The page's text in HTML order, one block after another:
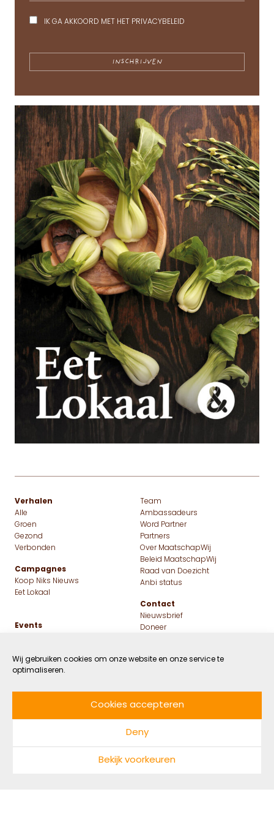
Wij gebruiken cookies om onze website en onze service te
optimaliseren.
Cookies accepteren
Deny
Bekijk voorkeuren
IK GA AKKOORD MET HET PRIVACYBELEID
De Stadsgroenteboer bouwt
aan een nieuw normaal:
regeneratief voedsel voor